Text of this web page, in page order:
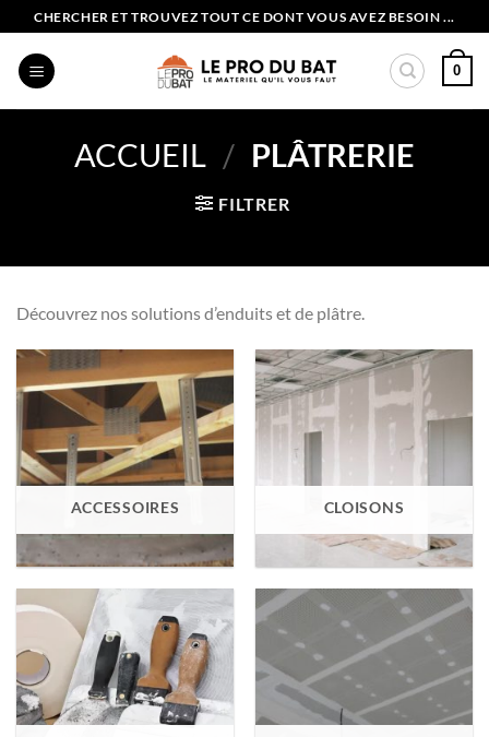
Passer
au
contenu
CHERCHER ET TROUVEZ TOUT CE DONT VOUS AVEZ BESOIN ...
0
ACCUEIL / PLÂTRERIE
FILTRER
Découvrez nos solutions d’enduits et de plâtre.
ACCESSOIRES CLOISONS